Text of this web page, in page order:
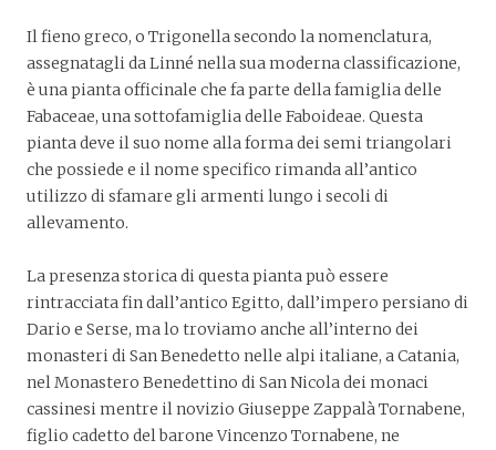
Il fieno greco, o Trigonella secondo la nomenclatura,
assegnatagli da Linné nella sua moderna classificazione,
è una pianta officinale che fa parte della famiglia delle
Fabaceae, una sottofamiglia delle Faboideae. Questa
pianta deve il suo nome alla forma dei semi triangolari
che possiede e il nome specifico rimanda all’antico
utilizzo di sfamare gli armenti lungo i secoli di
allevamento.
La presenza storica di questa pianta può essere
rintracciata fin dall’antico Egitto, dall’impero persiano di
Dario e Serse, ma lo troviamo anche all’interno dei
monasteri di San Benedetto nelle alpi italiane, a Catania,
nel Monastero Benedettino di San Nicola dei monaci
cassinesi mentre il novizio Giuseppe Zappalà Tornabene,
figlio cadetto del barone Vincenzo Tornabene, ne